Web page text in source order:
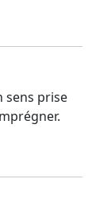
sens prise